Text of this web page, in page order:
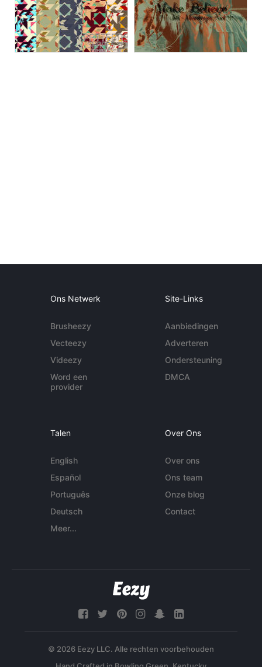
Ons Netwerk
Brusheezy
Vecteezy
Videezy
Word een
provider
Site-Links
Aanbiedingen
Adverteren
Ondersteuning
DMCA
Talen
English
Español
Português
Deutsch
Meer...
Over Ons
Over ons
Ons team
Onze blog
Contact
© 2026 Eezy LLC. Alle rechten voorbehouden